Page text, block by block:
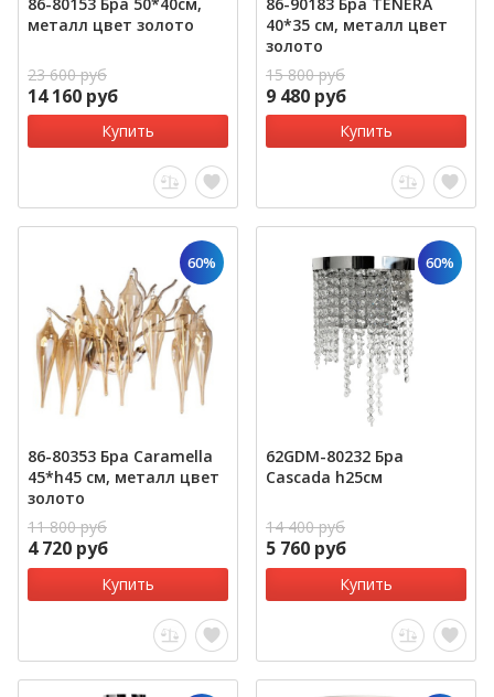
металл цвет золото
23 600 руб
14 160 руб
Купить
40*35 см, металл цвет
золото
15 800 руб
9 480 руб
Купить
60%
86-80353 Бра Caramella
45*h45 см, металл цвет
золото
11 800 руб
4 720 руб
Купить
60%
62GDM-80232 Бра
Cascada h25см
14 400 руб
5 760 руб
Купить